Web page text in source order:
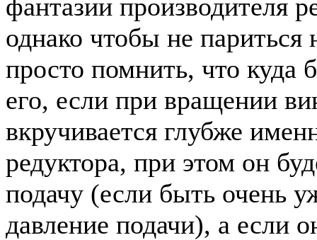
фантазии производителя
однако чтобы не
просто помнить, что куда
его, если при вращении
вкручивается глубже
редуктора, при этом он
подачу (если быть очень
давление подачи), а если